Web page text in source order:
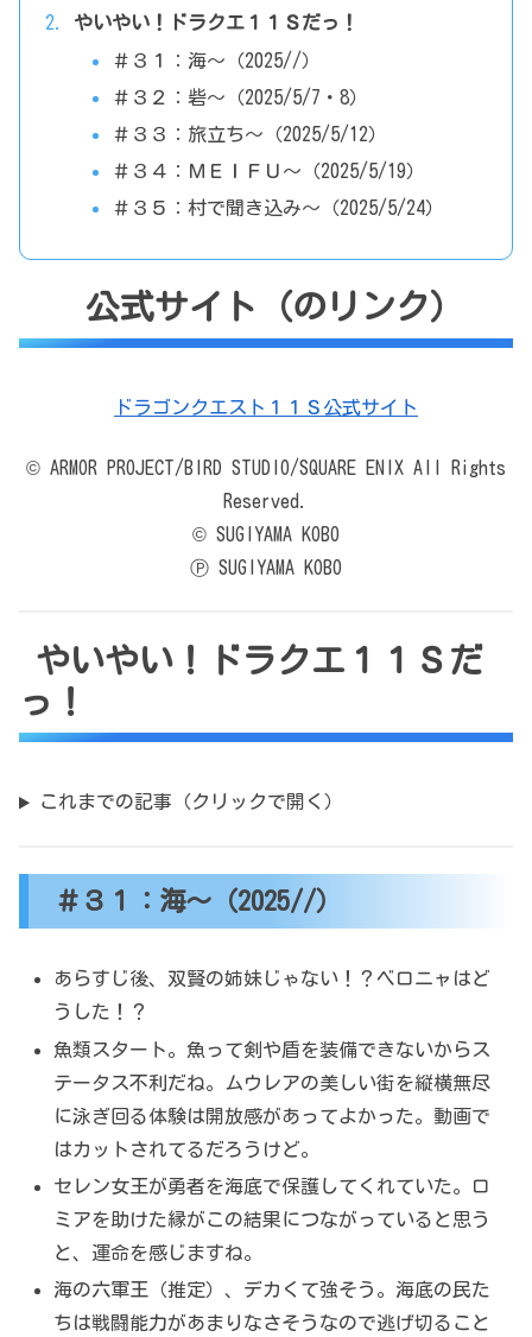
やいやい！ドラクエ１１Ｓだっ！
＃３１：海～（2025//）
＃３２：砦～（2025/5/7・8）
＃３３：旅立ち～（2025/5/12）
＃３４：ＭＥＩＦＵ～（2025/5/19）
＃３５：村で聞き込み～（2025/5/24）
公式サイト（のリンク）
ドラゴンクエスト１１Ｓ公式サイト
© ARMOR PROJECT/BIRD STUDIO/SQUARE ENIX All Rights
Reserved.
© SUGIYAMA KOBO
Ⓟ SUGIYAMA KOBO
やいやい！ドラクエ１１Ｓだ
っ！
これまでの記事（クリックで開く）
＃３１：海～（2025//）
あらすじ後、双賢の姉妹じゃない！？ベロニャはど
うした！？
魚類スタート。魚って剣や盾を装備できないからス
テータス不利だね。ムウレアの美しい街を縦横無尽
に泳ぎ回る体験は開放感があってよかった。動画で
はカットされてるだろうけど。
セレン女王が勇者を海底で保護してくれていた。ロ
ミアを助けた縁がこの結果につながっていると思う
と、運命を感じますね。
海の六軍王（推定）、デカくて強そう。海底の民た
ちは戦闘能力があまりなさそうなので逃げ切ること